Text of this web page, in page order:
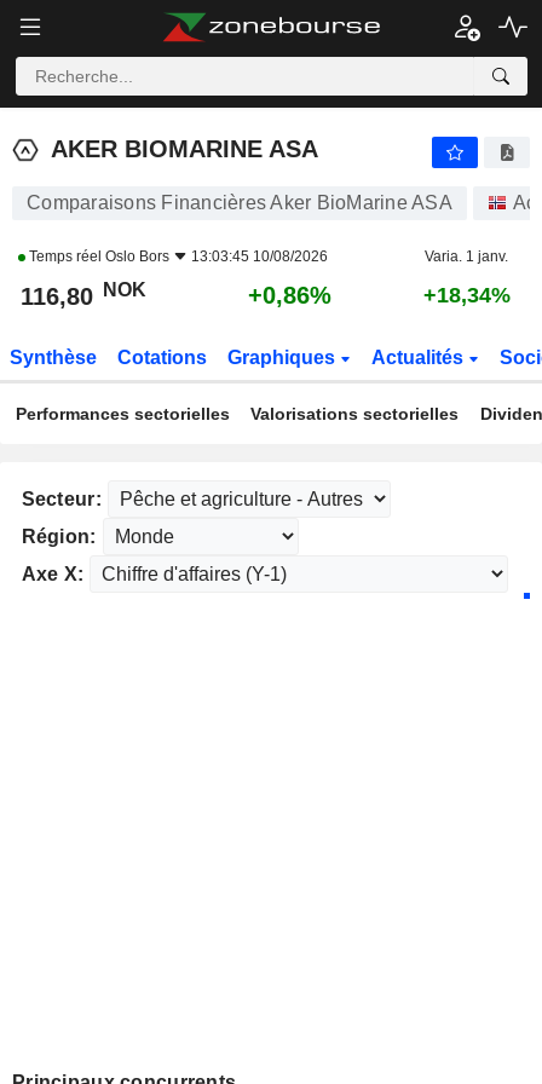
AKER BIOMARINE ASA
AKER BIOMARINE ASA
Comparaisons Financières Aker BioMarine ASA
Temps réel Oslo Bors 13:03:45 10/08/2026 Varia. 1 janv.
116,80 NOK +0,86% +18,34%
Synthèse Cotations Graphiques Actualités
Performances sectorielles Valorisations sectorielles
Secteur:
Région:
Axe X: